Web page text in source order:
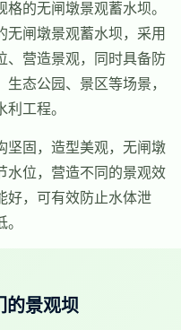
的无闸墩景观蓄水坝。
无闸墩景观蓄水坝，采用
、营造景观，同时具备防
态公园、景区等场景，
工程。
坚固，造型美观，无闸墩
水位，营造不同的景观效
好，可有效防止水体泄
的景观坝